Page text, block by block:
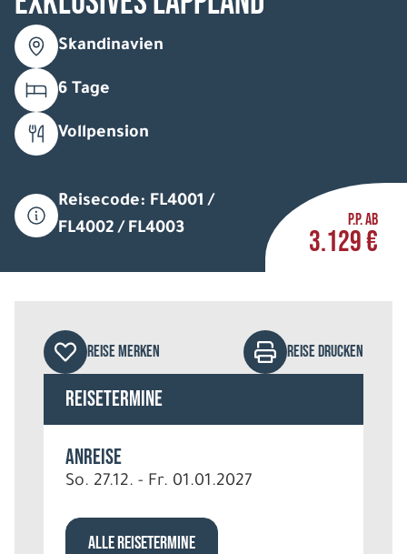
Skandinavien
6 Tage
Vollpension
Reisecode: FL4001 /
FL4002 / FL4003
P.P. AB
3.129 €
REISE MERKEN REISE DRUCKEN
Reisetermine
Anreise
So. 27.12. - Fr. 01.01.2027
ALLE REISETERMINE